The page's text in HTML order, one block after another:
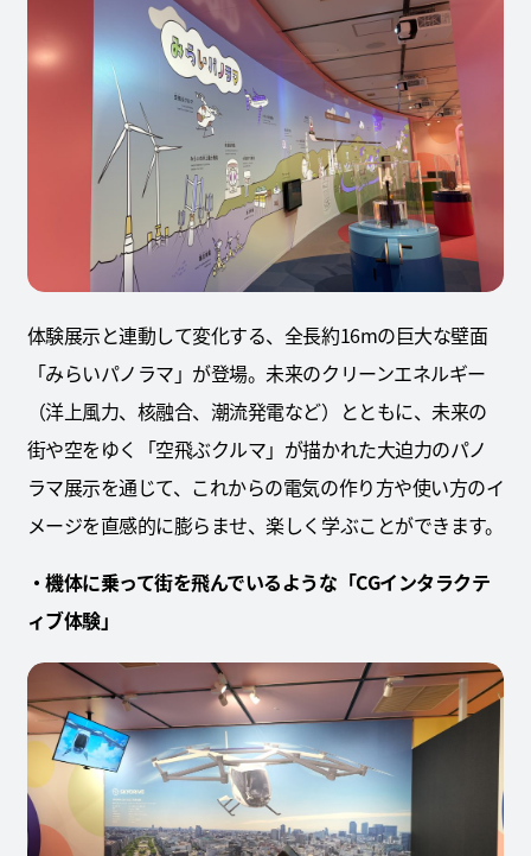
体験展示と連動して変化する、全長約16mの巨大な壁面
「みらいパノラマ」が登場。未来のクリーンエネルギー
（洋上風力、核融合、潮流発電など）とともに、未来の
街や空をゆく「空飛ぶクルマ」が描かれた大迫力のパノ
ラマ展示を通じて、これからの電気の作り方や使い方のイ
メージを直感的に膨らませ、楽しく学ぶことができます。
・機体に乗って街を飛んでいるような「CGインタラクテ
ィブ体験」